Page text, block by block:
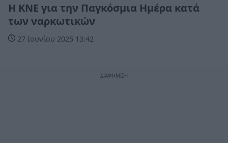
Η ΚΝΕ για την Παγκόσμια Ημέρα κατά
των ναρκωτικών
27 Ιουνίου 2025 13:42